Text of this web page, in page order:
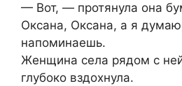
— Вот, — протянула она
Оксана, Оксана, а я
напоминаешь.
Женщина села рядом с
глубоко вздохнула.